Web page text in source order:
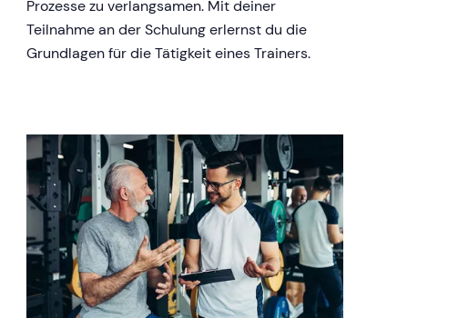
Prozesse zu verlangsamen. Mit deiner
Teilnahme an der Schulung erlernst du die
Grundlagen für die Tätigkeit eines Trainers.